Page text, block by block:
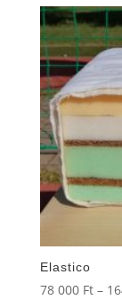
Elastico
78 000 Ft –